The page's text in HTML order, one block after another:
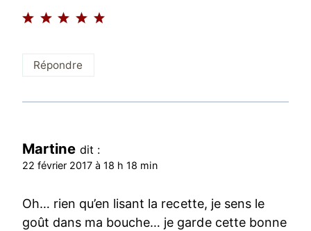
Répondre
Martine dit :
22 février 2017 à 18 h 18 min
Oh… rien qu’en lisant la recette, je sens le
goût dans ma bouche… je garde cette bonne